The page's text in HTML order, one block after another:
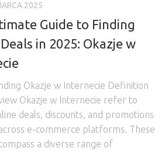
2025
Guide to Finding
in 2025: Okazje w
Okazje w Internecie Definition
Okazje w Internecie refer to
deals, discounts, and promotions
e-commerce platforms. These
a diverse range of